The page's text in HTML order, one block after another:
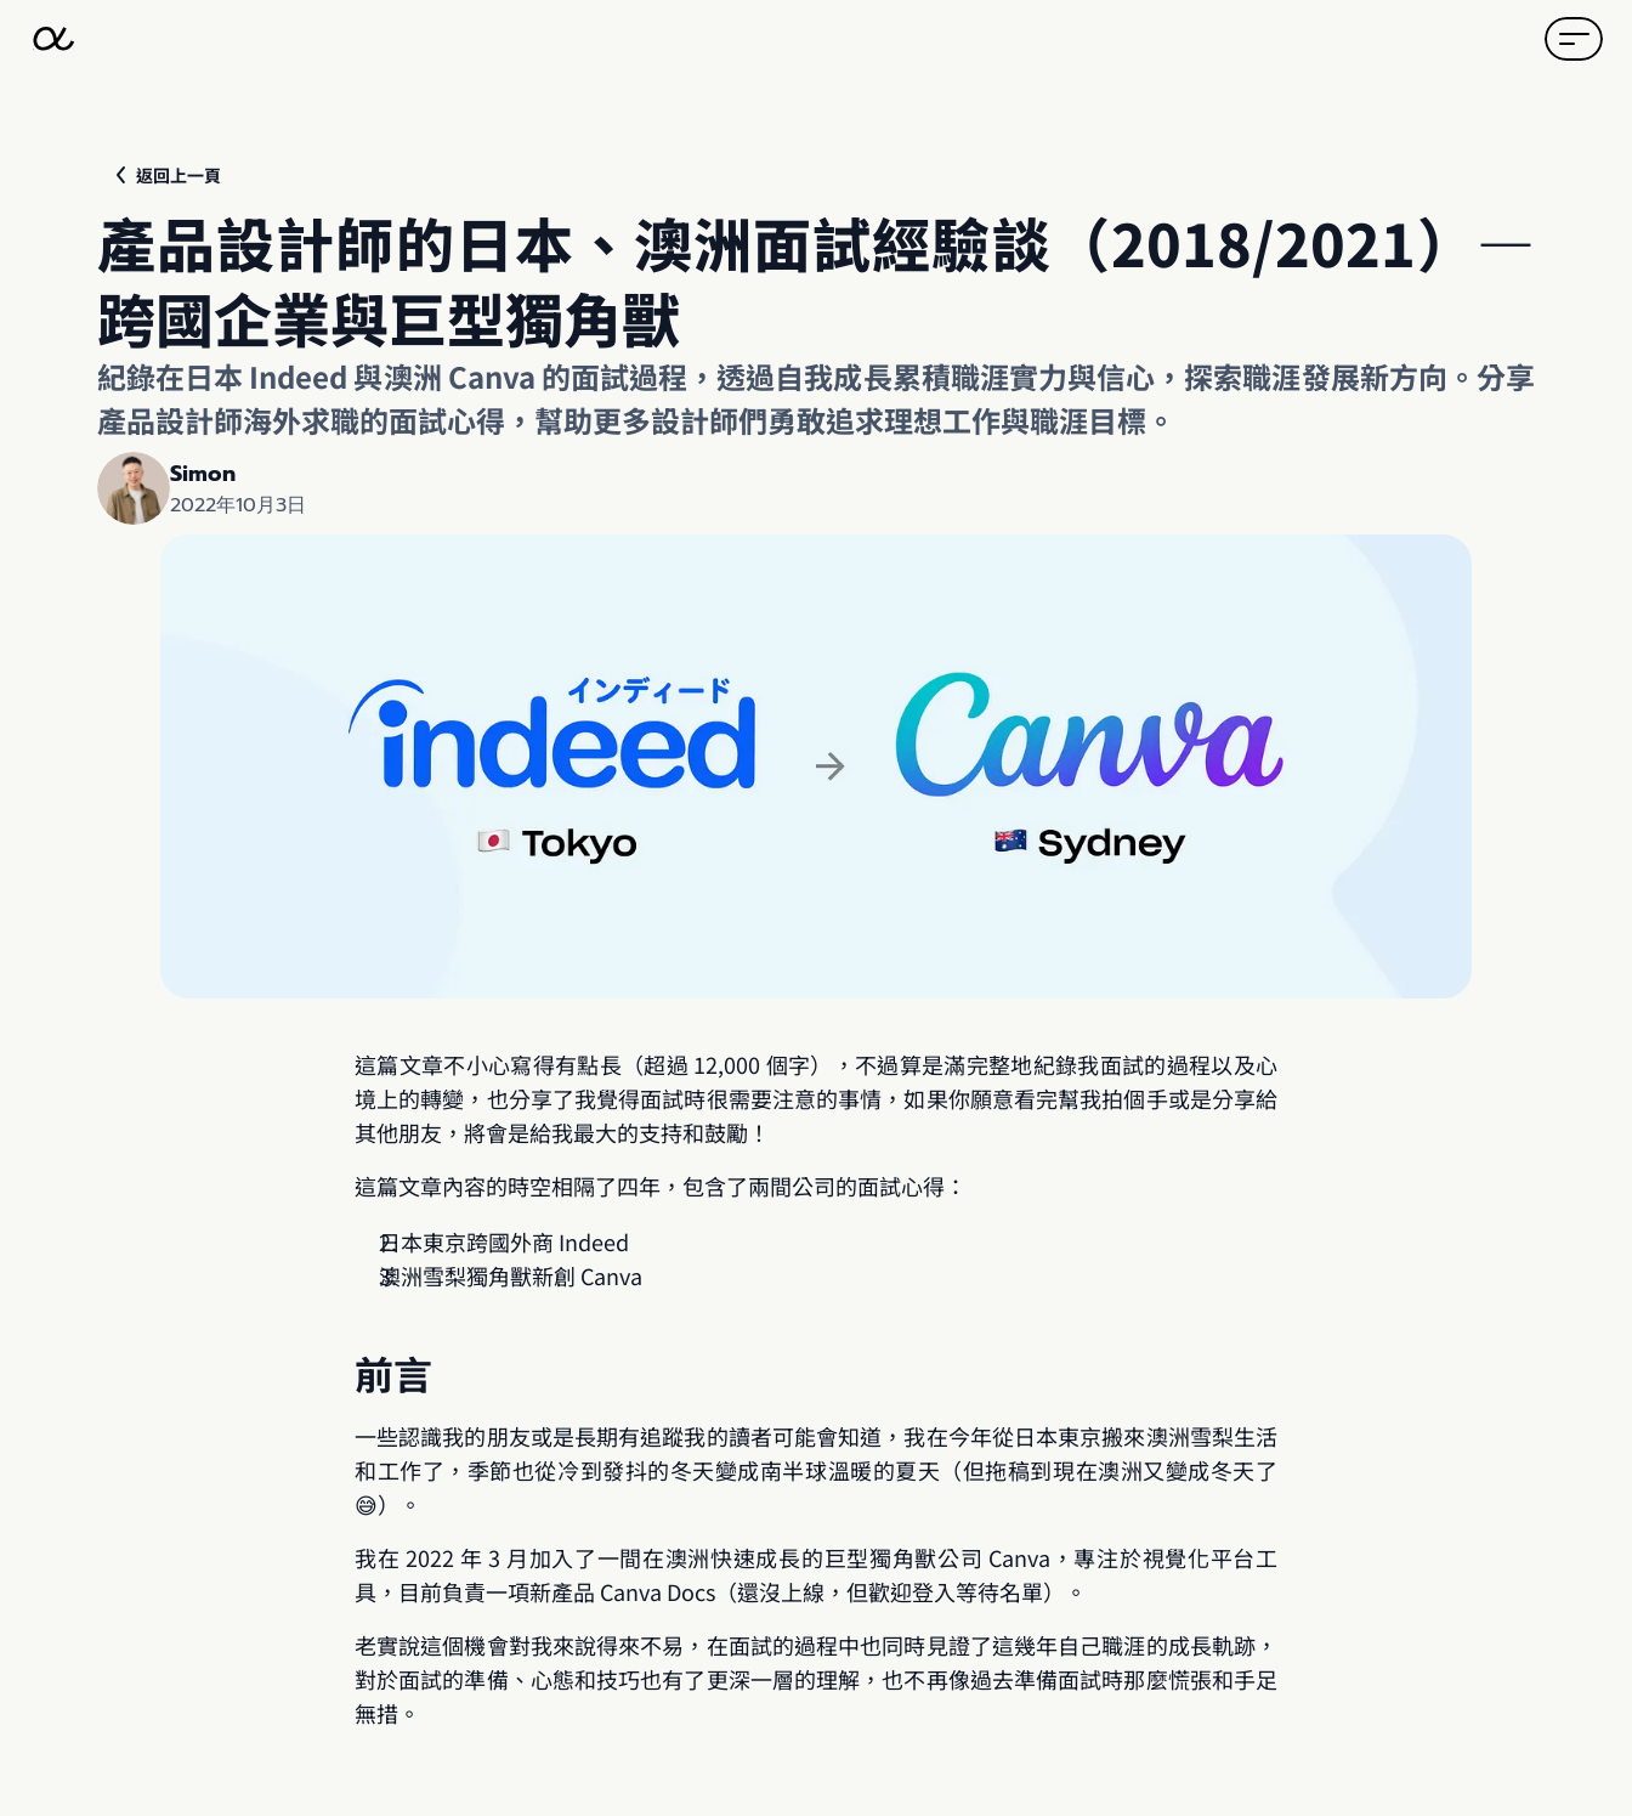
返回上一頁
產品設計師的日本、澳洲面試經驗談（2018/2021）—
跨國企業與巨型獨角獸
紀錄在日本 Indeed 與澳洲 Canva 的面試過程，透過自我成長累積職涯實力與信心，探索職涯發展新方向。分享
產品設計師海外求職的面試心得，幫助更多設計師們勇敢追求理想工作與職涯目標。
Simon
2022年10月3日
這篇文章不小心寫得有點長（超過 12,000 個字），不過算是滿完整地紀錄我面試的過程以及心
境上的轉變，也分享了我覺得面試時很需要注意的事情，如果你願意看完幫我拍個手或是分享給
其他朋友，將會是給我最大的支持和鼓勵！
這篇文章內容的時空相隔了四年，包含了兩間公司的面試心得：
日本東京跨國外商 Indeed
澳洲雪梨獨角獸新創 Canva
前言
一些認識我的朋友或是長期有追蹤我的讀者可能會知道，我在今年從日本東京搬來澳洲雪梨生活
和工作了，季節也從冷到發抖的冬天變成南半球溫暖的夏天（但拖稿到現在澳洲又變成冬天了
😅）。
我在 2022 年 3 月加入了一間在澳洲快速成長的巨型獨角獸公司 Canva，專注於視覺化平台工
具，目前負責一項新產品 Canva Docs（還沒上線，但歡迎登入等待名單）。
老實說這個機會對我來說得來不易，在面試的過程中也同時見證了這幾年自己職涯的成長軌跡，
對於面試的準備、心態和技巧也有了更深一層的理解，也不再像過去準備面試時那麼慌張和手足
無措。